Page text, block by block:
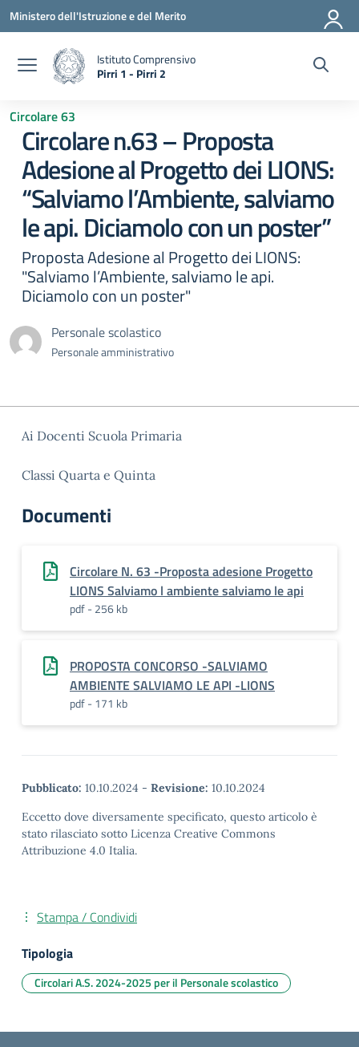
Vai ai contenuti
Vai al menu di navigazione
Vai al footer
Ministero dell'Istruzione e del Merito
Istituto Comprensivo
Pirri 1 - Pirri 2
Circolare 63
Circolare n.63 – Proposta
Adesione al Progetto dei LIONS:
“Salviamo l’Ambiente, salviamo
le api. Diciamolo con un poster”
Proposta Adesione al Progetto dei LIONS:
"Salviamo l’Ambiente, salviamo le api.
Diciamolo con un poster"
Personale scolastico
Personale amministrativo
Ai Docenti Scuola Primaria
Classi Quarta e Quinta
Documenti
Circolare N. 63 -Proposta adesione Progetto
LIONS Salviamo l ambiente salviamo le api
pdf - 256 kb
PROPOSTA CONCORSO -SALVIAMO
AMBIENTE SALVIAMO LE API -LIONS
pdf - 171 kb
Pubblicato: 10.10.2024 - Revisione: 10.10.2024
Eccetto dove diversamente specificato, questo articolo è
stato rilasciato sotto Licenza Creative Commons
Attribuzione 4.0 Italia.
Stampa / Condividi
Tipologia
Circolari A.S. 2024-2025 per il Personale scolastico